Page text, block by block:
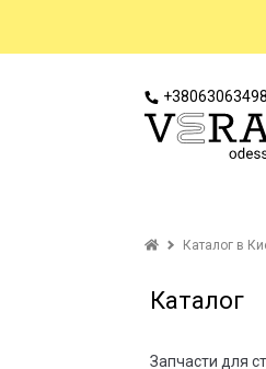
Каталог в
Каталог
Запчасти для